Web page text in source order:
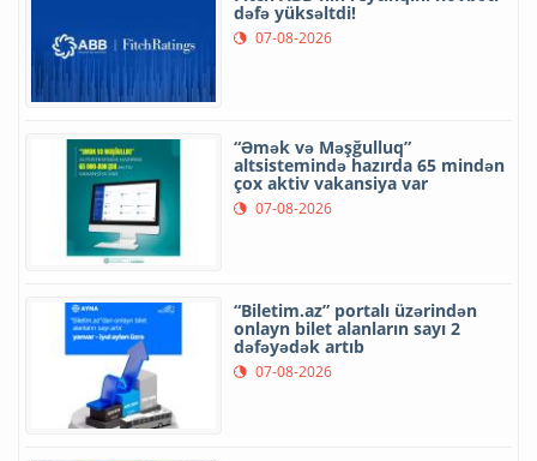
dəfə yüksəltdi!
07-08-2026
“Əmək və Məşğulluq”
altsistemində hazırda 65 mindən
çox aktiv vakansiya var
07-08-2026
“Biletim.az” portalı üzərindən
onlayn bilet alanların sayı 2
dəfəyədək artıb
07-08-2026